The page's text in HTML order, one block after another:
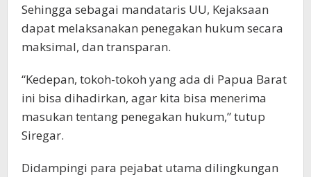
Sehingga sebagai mandataris UU, Kejaksaan
dapat melaksanakan penegakan hukum secara
maksimal, dan transparan.
“Kedepan, tokoh-tokoh yang ada di Papua Barat
ini bisa dihadirkan, agar kita bisa menerima
masukan tentang penegakan hukum,” tutup
Siregar.
Didampingi para pejabat utama dilingkungan